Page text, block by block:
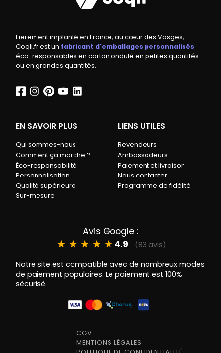
Fièrement implanté en France, au cœur des Vosges,
Coqli.fr est un fabricant d'emballages personnalisés
éco-responsables en carton ondulé en petites quantités
ou en grandes quantités.
EN SAVOIR PLUS
Qui sommes-nous
Comment ça marche ?
Éco-responsabilité
Personnalisation
Qualité supérieure
Sur-mesure
LIENS UTILES
Revendeurs
Ambassadeurs
Paiement et livraison
Nous contacter
Programme de fidélité
Avis Google :
★ ★ ★ ★ ★ 4.9
(83 avis)
Notre site est compatible avec de nombreux modes
de paiement populaires. Le paiement est 100%
sécurisé.
CGV
MENTIONS LÉGALES